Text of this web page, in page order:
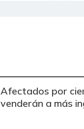
Afectados por
venderán a más